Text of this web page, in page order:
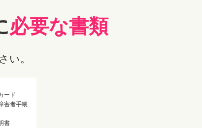
必要な書類
い。
ード
害者手帳
書